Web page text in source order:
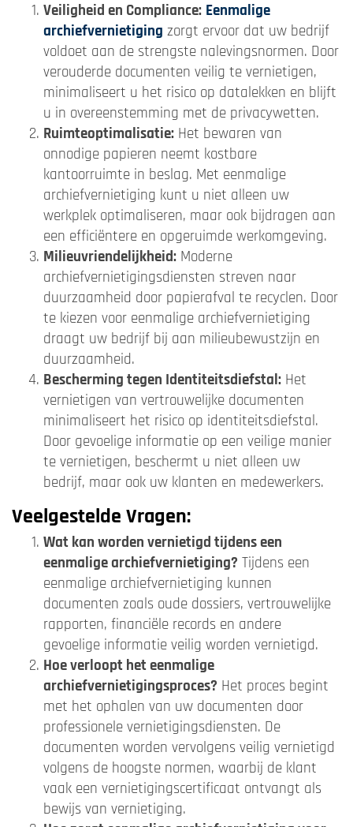
Veiligheid en Compliance: Eenmalige
archiefvernietiging zorgt ervoor dat uw bedrijf
voldoet aan de strengste nalevingsnormen. Door
verouderde documenten veilig te vernietigen,
minimaliseert u het risico op datalekken en blijft
u in overeenstemming met de privacywetten.
Ruimteoptimalisatie: Het bewaren van
onnodige papieren neemt kostbare
kantoorruimte in beslag. Met eenmalige
archiefvernietiging kunt u niet alleen uw
werkplek optimaliseren, maar ook bijdragen aan
een efficiëntere en opgeruimde werkomgeving.
Milieuvriendelijkheid: Moderne
archiefvernietigingsdiensten streven naar
duurzaamheid door papierafval te recyclen. Door
te kiezen voor eenmalige archiefvernietiging
draagt uw bedrijf bij aan milieubewustzijn en
duurzaamheid.
Bescherming tegen Identiteitsdiefstal: Het
vernietigen van vertrouwelijke documenten
minimaliseert het risico op identiteitsdiefstal.
Door gevoelige informatie op een veilige manier
te vernietigen, beschermt u niet alleen uw
bedrijf, maar ook uw klanten en medewerkers.
Veelgestelde Vragen:
Wat kan worden vernietigd tijdens een
eenmalige archiefvernietiging? Tijdens een
eenmalige archiefvernietiging kunnen
documenten zoals oude dossiers, vertrouwelijke
rapporten, financiële records en andere
gevoelige informatie veilig worden vernietigd.
Hoe verloopt het eenmalige
archiefvernietigingsproces? Het proces begint
met het ophalen van uw documenten door
professionele vernietigingsdiensten. De
documenten worden vervolgens veilig vernietigd
volgens de hoogste normen, waarbij de klant
vaak een vernietigingscertificaat ontvangt als
bewijs van vernietiging.